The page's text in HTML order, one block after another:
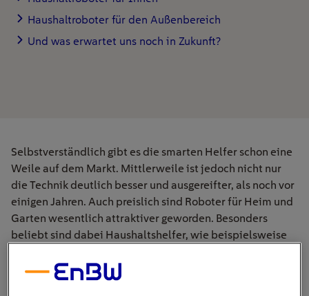
Haushaltroboter für den Außenbereich
Und was erwartet uns noch in Zukunft?
Selbstverständlich gibt es die smarten Helfer schon eine
Weile auf dem Markt. Mittlerweile ist jedoch nicht nur
die Technik deutlich besser und ausgereifter, als noch vor
einigen Jahren. Auch preislich sind Roboter für Heim und
Garten wesentlich attraktiver geworden. Besonders
beliebt sind dabei Haushaltshelfer, wie beispielsweise
Welche Haushaltsroboter gibt es?